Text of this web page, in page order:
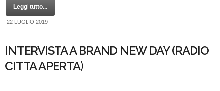
Leggi tutto...
22 LUGLIO 2019
INTERVISTA A BRAND NEW DAY (RADIO
CITTA APERTA)